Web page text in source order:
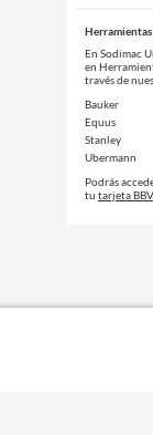
En Sodimac
en
través de
Bauker
Equus
Stanley
Ubermann
Podrás
tu tarjeta